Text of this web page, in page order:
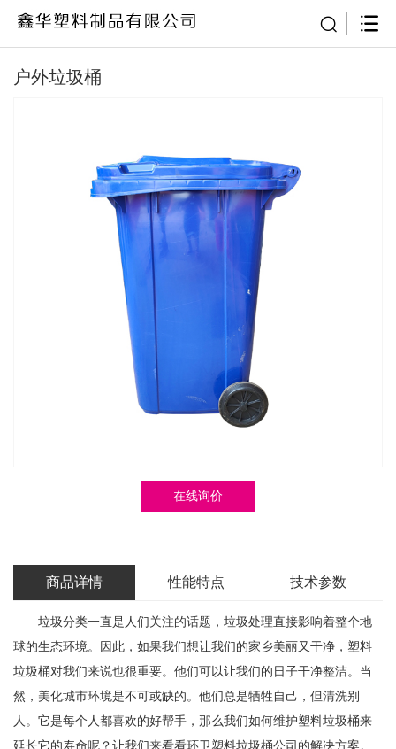
户外垃圾桶
在线询价
商品详情 性能特点 技术参数
垃圾分类一直是人们关注的话题，垃圾处理直接影响着整个地
球的生态环境。因此，如果我们想让我们的家乡美丽又干净，塑料
垃圾桶对我们来说也很重要。他们可以让我们的日子干净整洁。当
然，美化城市环境是不可或缺的。他们总是牺牲自己，但清洗别
人。它是每个人都喜欢的好帮手，那么我们如何维护塑料垃圾桶来
延长它的寿命呢？让我们来看看环卫塑料垃圾桶公司的解决方案。